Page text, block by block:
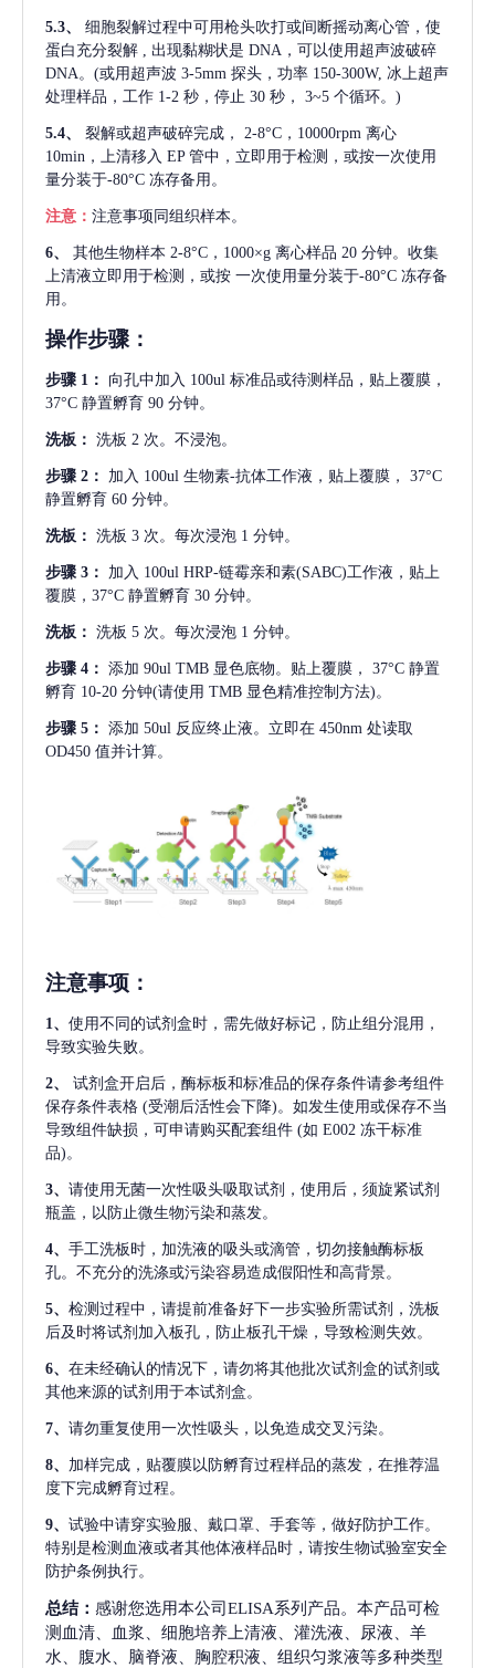
5.3、
细胞裂解过程中可用枪头吹打或间断摇动离心管，使
蛋白充分裂解
, 出现黏糊状是 DNA，可以使用超声波破碎
DNA。(或用超声波 3-5mm 探头，功率 150-300W, 冰上超声
处理样品，工作 1-2 秒，停止 30 秒， 3~5 个循环。)
5.4、 裂解或超声破碎完成，
2-8°C，10000rpm 离心
10min，上清移入 EP 管中，立即用于检测，或按一次使用
量分装于-80°C 冻存备用。
注意： 注意事项同组织样本。
6、 其他生物样本 2-8°C，1000×g 离心样品 20 分钟。收集
上清液立即用于检测，或按 一次使用量分装于-80°C 冻存备
用。
操作步骤：
步骤 1： 向孔中加入 100ul 标准品或待测样品，贴上覆膜，
37°C 静置孵育 90 分钟。
洗板： 洗板 2 次。不浸泡。
步骤 2： 加入 100ul 生物素-抗体工作液，贴上覆膜， 37°C
静置孵育 60 分钟。
洗板： 洗板 3 次。每次浸泡 1 分钟。
步骤 3： 加入 100ul HRP-链霉亲和素(SABC)工作液，贴上
覆膜，37°C 静置孵育 30 分钟。
洗板： 洗板 5 次。每次浸泡 1 分钟。
步骤 4： 添加 90ul TMB 显色底物。贴上覆膜， 37°C 静置
孵育 10-20 分钟(请使用 TMB 显色精准控制方法)。
步骤 5： 添加 50ul 反应终止液。立即在 450nm 处读取
OD450 值并计算。
注意事项 ：
1、 使用不同的试剂盒时，需先做好标记，防止组分混用，
导致实验失败。
2、
试剂盒开启后，酶标板和标准品的保存条件请参考组件
保存条件表格 (受潮后活性会下降)。如发生使用或保存不当
导致组件缺损，可申请购买配套组件 (如 E002 冻干标准
品)。
3、 请使用无菌一次性吸头吸取试剂，使用后，须旋紧试剂
瓶盖，以防止微生物污染和蒸发。
4、 手工洗板时，加洗液的吸头或滴管，切勿接触酶标板
孔。不充分的洗涤或污染容易造成假阳性和高背景。
5、 检测过程中，请提前准备好下一步实验所需试剂，洗板
后及时将试剂加入板孔，防止板孔干燥，导致检测失效。
6、 在未经确认的情况下，请勿将其他批次试剂盒的试剂或
其他来源的试剂用于本试剂盒。
7、 请勿重复使用一次性吸头，以免造成交叉污染。
8、 加样完成，贴覆膜以防孵育过程样品的蒸发，在推荐温
度下完成孵育过程。
9、 试验中请穿实验服、戴口罩、手套等，做好防护工作。
特别是检测血液或者其他体液样品时，请按生物试验室安全
防护条例执行。
总结： 感谢您选用本公司ELISA系列产品。本产品可检
测血清、血浆、细胞培养上清液、灌洗液、尿液、羊
水、腹水、脑脊液、胸腔积液、组织匀浆液等多种类型